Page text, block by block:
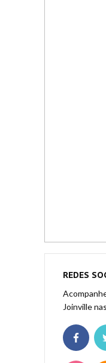
REDES
Joinville